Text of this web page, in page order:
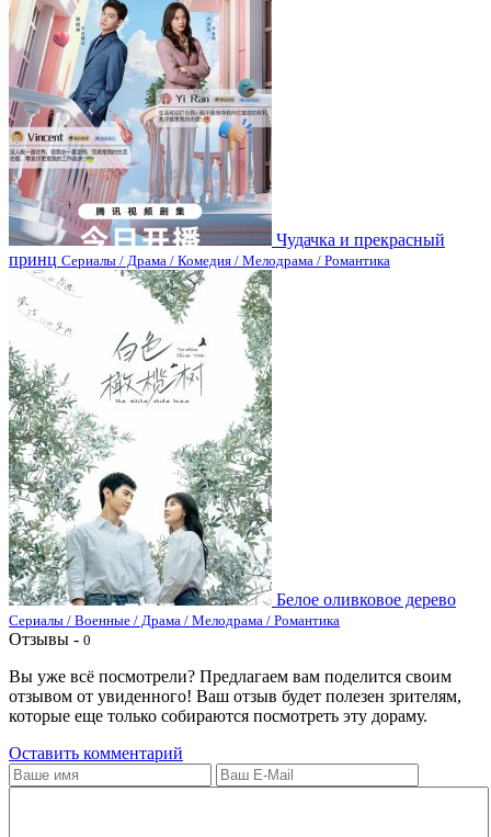
Чудачка и прекрасный
принц Сериалы / Драма / Комедия / Мелодрама / Романтика
Белое оливковое дерево
Сериалы / Военные / Драма / Мелодрама / Романтика
Отзывы - 0
Вы уже всё посмотрели? Предлагаем вам поделится своим
отзывом от увиденного! Ваш отзыв будет полезен зрителям,
которые еще только собираются посмотреть эту дораму.
Оставить комментарий